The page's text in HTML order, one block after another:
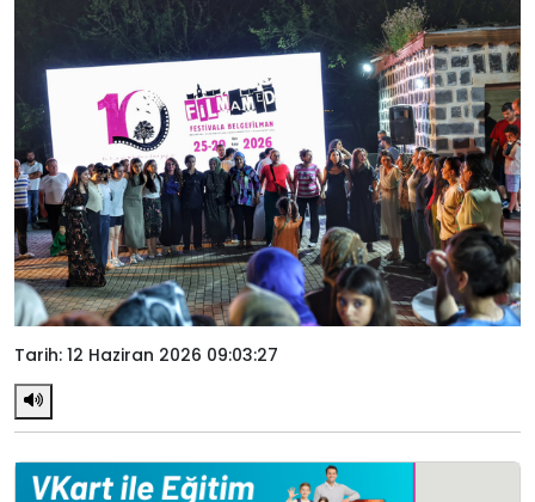
Tarih: 12 Haziran 2026 09:03:27